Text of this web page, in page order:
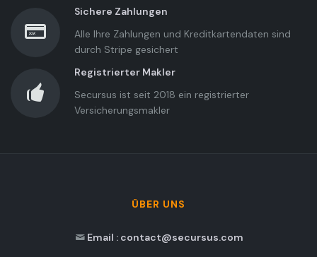
Sichere Zahlungen
Alle Ihre Zahlungen und Kreditkartendaten sind
durch Stripe gesichert
Registrierter Makler
Secursus ist seit 2018 ein registrierter
Versicherungsmakler
ÜBER UNS
Email : contact@secursus.com